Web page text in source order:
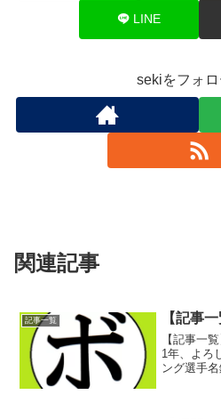
LINE
sekiをフォ
関連記事
記事一覧 【記事
【記事一
1年、よろ
ング選手